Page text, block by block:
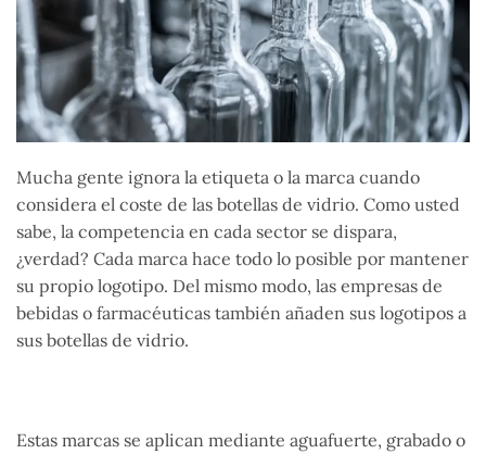
Mucha gente ignora la etiqueta o la marca cuando
considera el coste de las botellas de vidrio. Como usted
sabe, la competencia en cada sector se dispara,
¿verdad? Cada marca hace todo lo posible por mantener
su propio logotipo. Del mismo modo, las empresas de
bebidas o farmacéuticas también añaden sus logotipos a
sus botellas de vidrio.
Estas marcas se aplican mediante aguafuerte, grabado o